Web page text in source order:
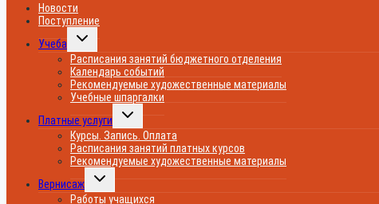
Новости
Поступление
Учеба
Переключить
дочернее
меню
Расписания занятий бюджетного отделения
Календарь событий
Рекомендуемые художественные материалы
Учебные шпаргалки
Платные услуги
Переключить
дочернее
меню
Курсы. Запись. Оплата
Расписания занятий платных курсов
Рекомендуемые художественные материалы
Вернисаж
Переключить
дочернее
меню
Работы учащихся